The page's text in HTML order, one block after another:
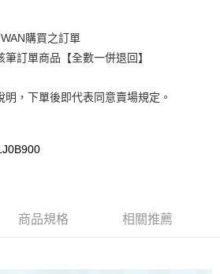
華泰商業銀行
遠東國際商業銀行
星展（台灣）商業銀行
欲分期的期數、繳款截止日，確認付款後即完
品之後才付款」的支付方式。 讓您購物簡單
需綁卡、不需儲值。
購買之訂單
訂單商品【全數一併退回】
，下單後即代表同意賣場規定。
商品規格 相關推薦